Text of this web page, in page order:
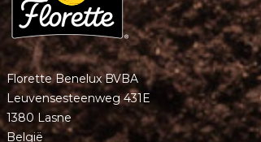
Florette Benelux BVBA
Leuvensesteenweg 431E
1380 Lasne
België